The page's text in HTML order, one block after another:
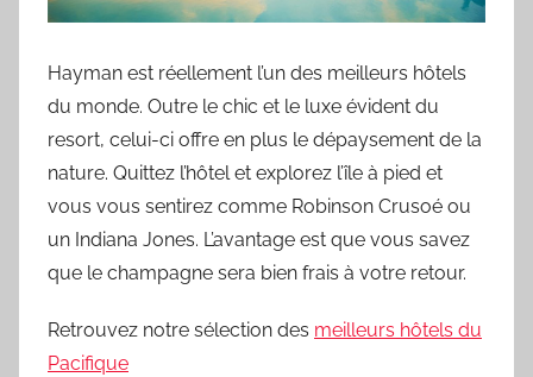
Hayman est réellement l’un des meilleurs hôtels
du monde. Outre le chic et le luxe évident du
resort, celui-ci offre en plus le dépaysement de la
nature. Quittez l’hôtel et explorez l’île à pied et
vous vous sentirez comme Robinson Crusoé ou
un Indiana Jones. L’avantage est que vous savez
que le champagne sera bien frais à votre retour.
Retrouvez notre sélection des meilleurs hôtels du
Pacifique